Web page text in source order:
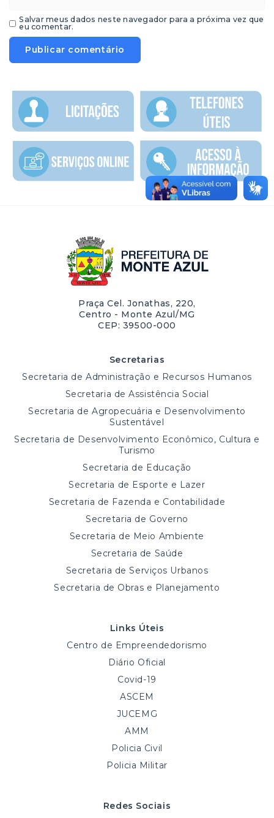
Salvar meus dados neste navegador para a próxima vez que
eu comentar.
Praça Cel. Jonathas, 220,
Centro - Monte Azul/MG
CEP: 39500-000
Secretarias
Secretaria de Administração e Recursos Humanos
Secretaria de Assistência Social
Secretaria de Agropecuária e Desenvolvimento
Sustentável
Secretaria de Desenvolvimento Econômico, Cultura e
Turismo
Secretaria de Educação
Secretaria de Esporte e Lazer
Secretaria de Fazenda e Contabilidade
Secretaria de Governo
Secretaria de Meio Ambiente
Secretaria de Saúde
Secretaria de Serviços Urbanos
Secretaria de Obras e Planejamento
Links Úteis
Centro de Empreendedorismo
Diário Oficial
Covid-19
ASCEM
JUCEMG
AMM
Policia Civil
Policia Militar
Redes Sociais